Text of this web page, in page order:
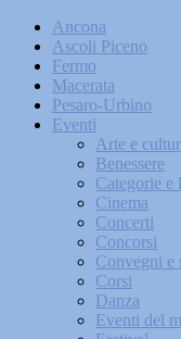
Ancona
Ascoli Piceno
Fermo
Macerata
Pesaro-Urbino
Eventi
Arte e
Benessere
Categorie e
Cinema
Concerti
Concorsi
Convegni e
Corsi
Danza
Eventi del